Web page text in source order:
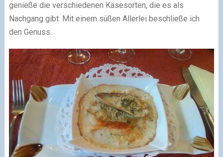
genieße die verschiedenen Käsesorten, die es als
Nachgang gibt. Mit einem süßen Allerlei beschließe ich
den Genuss.